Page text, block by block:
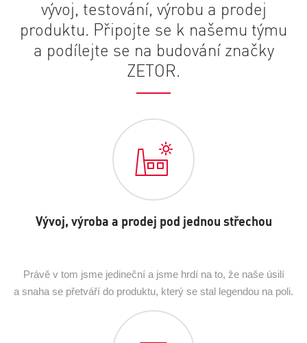
vývoj, testování, výrobu a prodej
produktu. Připojte se k našemu týmu
a podílejte se na budování značky
ZETOR.
Vývoj, výroba a prodej pod jednou střechou
Právě v tom jsme jedineční a jsme hrdí na to, že naše úsilí
a snaha se přetváří do produktu, který se stal legendou na poli.